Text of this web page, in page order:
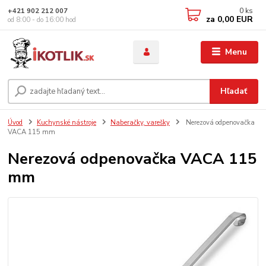
Menu
Hľadať
+421 902 212 007
od 8:00 - do 16:00 hod
0 ks
za 0,00 EUR
Úvod Kuchynské nástroje Naberačky, varešky
Nerezová odpenovačka
VACA 115 mm
Nerezová odpenovačka VACA 115
mm